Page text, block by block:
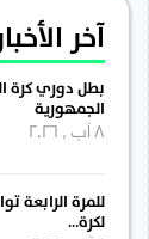
آخر الأخبار
بطل دوري كرة
الجمهورية
للمرة الرابعة
لكرة…